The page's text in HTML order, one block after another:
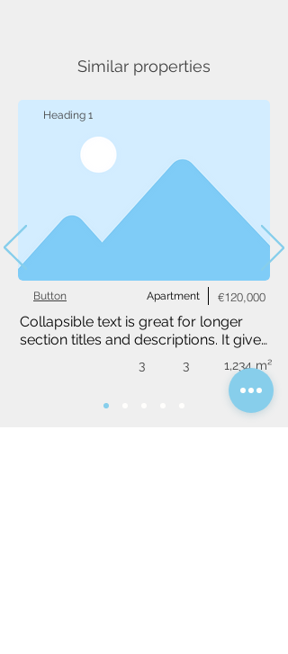
Similar properties
Heading 1
Apartment
Button €120,000
Collapsible text is great for longer
section titles and descriptions. It gives
need, while keeping your layout
clean. Link your text to anything, or
set your text box to expand on click.
3 3 1,234 m²